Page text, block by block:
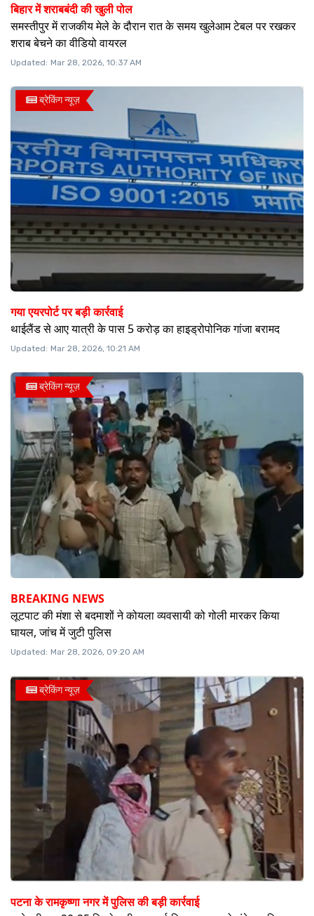
बिहार में शराबबंदी की खुली पोल
समस्तीपुर में राजकीय मेले के दौरान रात के समय खुलेआम टेबल पर रखकर
शराब बेचने का वीडियो वायरल
Updated: Mar 28, 2026, 10:37 AM
ब्रेकिंग न्यूज़
गया एयरपोर्ट पर बड़ी कार्रवाई
थाईलैंड से आए यात्री के पास 5 करोड़ का हाइड्रोपोनिक गांजा बरामद
Updated: Mar 28, 2026, 10:21 AM
ब्रेकिंग न्यूज़
BREAKING NEWS
लूटपाट की मंशा से बदमाशों ने कोयला व्यवसायी को गोली मारकर किया
घायल, जांच में जुटी पुलिस
Updated: Mar 28, 2026, 09:20 AM
ब्रेकिंग न्यूज़
पटना के रामकृष्णा नगर में पुलिस की बड़ी कार्रवाई